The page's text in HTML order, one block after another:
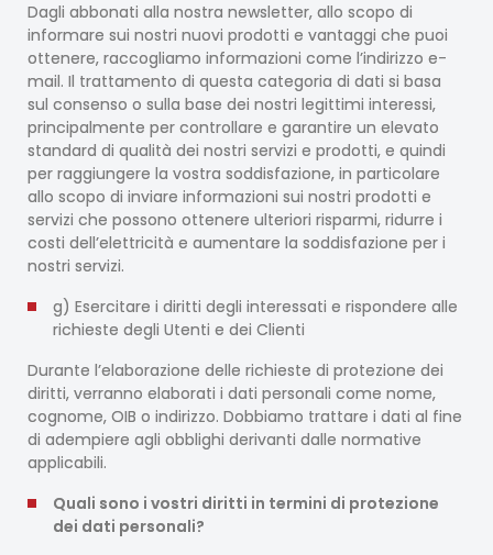
Dagli abbonati alla nostra newsletter, allo scopo di
informare sui nostri nuovi prodotti e vantaggi che puoi
ottenere, raccogliamo informazioni come l’indirizzo e-
mail. Il trattamento di questa categoria di dati si basa
sul consenso o sulla base dei nostri legittimi interessi,
principalmente per controllare e garantire un elevato
standard di qualità dei nostri servizi e prodotti, e quindi
per raggiungere la vostra soddisfazione, in particolare
allo scopo di inviare informazioni sui nostri prodotti e
servizi che possono ottenere ulteriori risparmi, ridurre i
costi dell’elettricità e aumentare la soddisfazione per i
nostri servizi.
g) Esercitare i diritti degli interessati e rispondere alle
richieste degli Utenti e dei Clienti
Durante l’elaborazione delle richieste di protezione dei
diritti, verranno elaborati i dati personali come nome,
cognome, OIB o indirizzo. Dobbiamo trattare i dati al fine
di adempiere agli obblighi derivanti dalle normative
applicabili.
Quali sono i vostri diritti in termini di protezione
dei dati personali?